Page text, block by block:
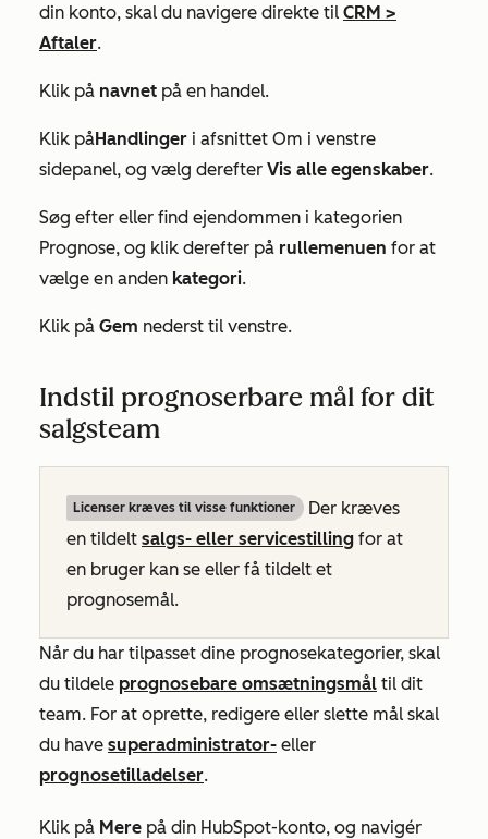
din konto, skal du navigere direkte til CRM >
Aftaler.
Klik på navnet på en handel.
Klik påHandlinger i afsnittet Om i venstre
sidepanel, og vælg derefter Vis alle egenskaber.
Søg efter eller find ejendommen i kategorien
Prognose, og klik derefter på rullemenuen for at
vælge en anden kategori.
Klik på Gem nederst til venstre.
Indstil prognoserbare mål for dit
salgsteam
Licenser kræves til visse funktioner
Der kræves
en tildelt salgs- eller servicestilling for at
en bruger kan se eller få tildelt et
prognosemål.
Når du har tilpasset dine prognosekategorier, skal
du tildele prognosebare omsætningsmål til dit
team. For at oprette, redigere eller slette mål skal
du have superadministrator- eller
prognosetilladelser.
Klik på Mere på din HubSpot-konto, og navigér